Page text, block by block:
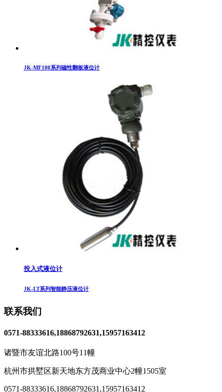
JK-MF100系列磁性翻板液位计
投入式液位计
JK-LT系列智能静压液位计
联系我们
0571-88333616,18868792631,15957163412
诸暨市友谊北路100号11幢
杭州市拱墅区新天地东方茂商业中心2幢1505室
0571-88333616,18868792631,15957163412